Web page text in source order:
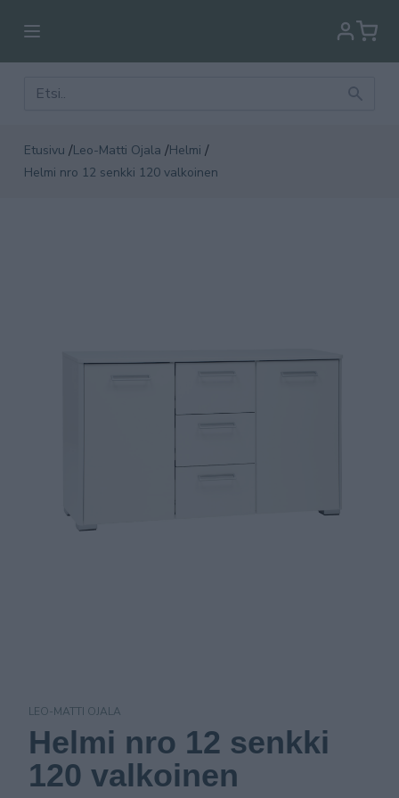
Etusivu /Leo-Matti Ojala /Helmi /
Helmi nro 12 senkki 120 valkoinen
LEO-MATTI OJALA
Helmi nro 12 senkki
120 valkoinen